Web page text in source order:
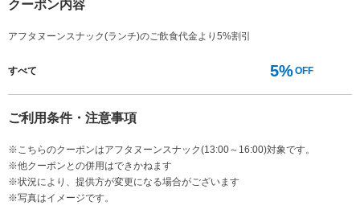
クーポン内容
アフタヌーンスナック(ランチ)のご飲食代金より5%割引
すべて 5%OFF
ご利用条件・注意事項
※こちらのクーポンはアフタヌーンスナック(13:00～16:00)対象です。
※他クーポンとの併用はできかねます
※状況により、提供方が変更になる場合がございます
※写真はイメージです。